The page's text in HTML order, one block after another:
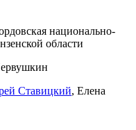
национально-
области
Ставицкий, Елена